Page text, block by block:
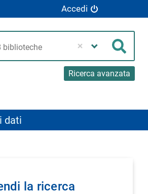
Accedi
Cerca
Ricerca avanzata
dati
la ricerca